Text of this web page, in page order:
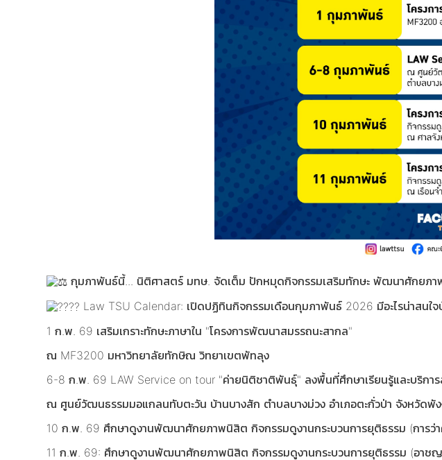
กุมภาพันธ์นี้... นิติศาสตร์ มทษ. จัดเต็ม ปักหมุดกิจกรรมเสริมทักษะ พัฒนาศักยภ
Law TSU Calendar: เปิดปฏิทินกิจกรรมเดือนกุมภาพันธ์ 2026 มีอะไรน่าสนใจบ้
1 ก.พ. 69 เสริมเกราะทักษะภาษาใน "โครงการพัฒนาสมรรถนะสากล"
ณ MF3200 มหาวิทยาลัยทักษิณ วิทยาเขตพัทลุง
6-8 ก.พ. 69 LAW Service on tour "ค่ายนิติชาติพันธุ์" ลงพื้นที่ศึกษาเรียนรู้และบริกา
ณ ศูนย์วัฒนธรรมมอแกลนทับตะวัน บ้านบางสัก ตำบลบางม่วง อำเภอตะกั่วป่า จังหวัดพัง
10 ก.พ. 69 ศึกษาดูงานพัฒนาศักยภาพนิสิต กิจกรรมดูงานกระบวนการยุติธรรม (การว่
11 ก.พ. 69: ศึกษาดูงานพัฒนาศักยภาพนิสิต กิจกรรมดูงานกระบวนการยุติธรรม (อาช